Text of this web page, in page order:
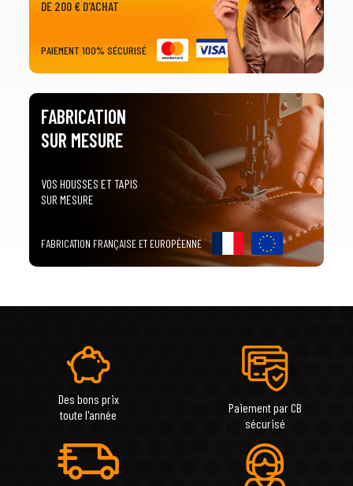
DE 200 € D'ACHAT
PAIEMENT 100% SÉCURISÉ
FABRICATION
SUR MESURE
VOS HOUSSES ET TAPIS
SUR MESURE
FABRICATION FRANÇAISE ET EUROPÉENNE
Des bons prix
toute l'année
Paiement par CB
sécurisé